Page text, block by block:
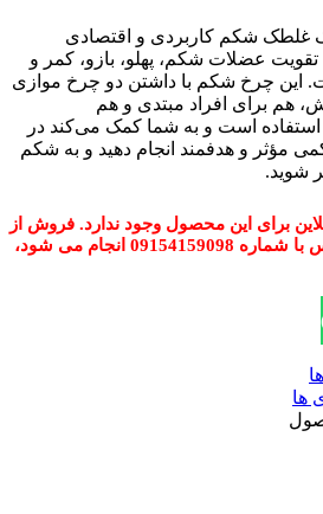
غلطک شکم کاربردی و اقتصادی
عضلات شکم، پهلو، بازو، کمر و
چرخ شکم با داشتن دو چرخ موازی
هم برای افراد مبتدی و هم
است و به شما کمک می‌کند در
مؤثر و هدفمند انجام دهید و به شکم
برای این محصول وجود ندارد. فروش از
طریق ایتا، واتساپ و یا تماس با شماره 09154159098 انجام می شود،
ها